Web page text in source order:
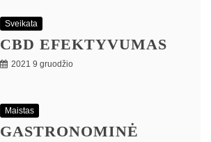
Sveikata
CBD EFEKTYVUMAS
2021 9 gruodžio
Maistas
GASTRONOMINĖ